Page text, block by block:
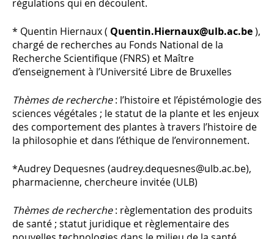
régulations qui en découlent.
* Quentin Hiernaux ( Quentin.Hiernaux@ulb.ac.be),
chargé de recherches au Fonds National de la
Recherche Scientifique (FNRS) et Maître
d’enseignement à l’Université Libre de Bruxelles
Thèmes de recherche: l’histoire et l’épistémologie des
sciences végétales ; le statut de la plante et les enjeux
des comportement des plantes à travers l’histoire de
la philosophie et dans l’éthique de l’environnement.
*Audrey Dequesnes (audrey.dequesnes@ulb.ac.be),
pharmacienne, chercheure invitée (ULB)
Thèmes de recherche: règlementation des produits
de santé ; statut juridique et règlementaire des